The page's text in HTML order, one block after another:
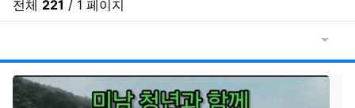
전체 221 / 1 페이지
게시